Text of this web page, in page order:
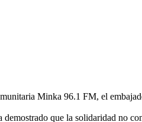
Minka 96.1 FM, el
que la solidaridad no